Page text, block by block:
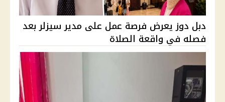
دبل دوز يعرض فرصة عمل على مدير سيزلر بعد
فصله في واقعة الصلاة